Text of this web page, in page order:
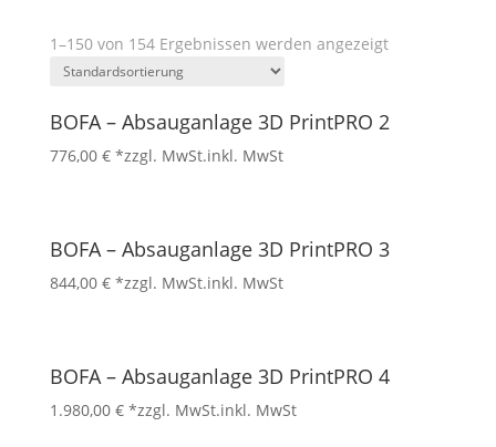
1–150 von 154 Ergebnissen werden angezeigt
BOFA – Absauganlage 3D PrintPRO 2
776,00 € *zzgl. MwSt.inkl. MwSt
BOFA – Absauganlage 3D PrintPRO 3
844,00 € *zzgl. MwSt.inkl. MwSt
BOFA – Absauganlage 3D PrintPRO 4
1.980,00 € *zzgl. MwSt.inkl. MwSt